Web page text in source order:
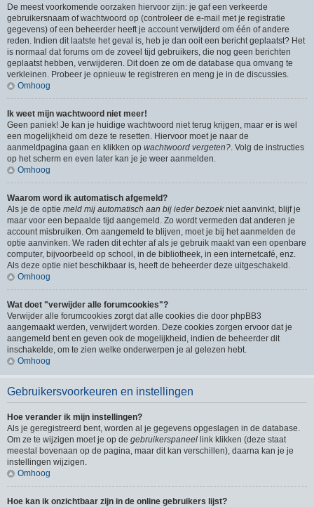
De meest voorkomende oorzaken hiervoor zijn: je gaf een verkeerde
gebruikersnaam of wachtwoord op (controleer de e-mail met je registratie
gegevens) of een beheerder heeft je account verwijderd om één of andere
reden. Indien dit laatste het geval is, heb je dan ooit een bericht geplaatst? Het
is normaal dat forums om de zoveel tijd gebruikers, die nog geen berichten
geplaatst hebben, verwijderen. Dit doen ze om de database qua omvang te
verkleinen. Probeer je opnieuw te registreren en meng je in de discussies.
Omhoog
Ik weet mijn wachtwoord niet meer!
Geen paniek! Je kan je huidige wachtwoord niet terug krijgen, maar er is wel
een mogelijkheid om deze te resetten. Hiervoor moet je naar de
aanmeldpagina gaan en klikken op wachtwoord vergeten?. Volg de instructies
op het scherm en even later kan je je weer aanmelden.
Omhoog
Waarom word ik automatisch afgemeld?
Als je de optie meld mij automatisch aan bij ieder bezoek niet aanvinkt, blijf je
maar voor een bepaalde tijd aangemeld. Zo wordt vermeden dat anderen je
account misbruiken. Om aangemeld te blijven, moet je bij het aanmelden de
optie aanvinken. We raden dit echter af als je gebruik maakt van een openbare
computer, bijvoorbeeld op school, in de bibliotheek, in een internetcafé, enz.
Als deze optie niet beschikbaar is, heeft de beheerder deze uitgeschakeld.
Omhoog
Wat doet "verwijder alle forumcookies"?
Verwijder alle forumcookies zorgt dat alle cookies die door phpBB3
aangemaakt werden, verwijdert worden. Deze cookies zorgen ervoor dat je
aangemeld bent en geven ook de mogelijkheid, indien de beheerder dit
inschakelde, om te zien welke onderwerpen je al gelezen hebt.
Omhoog
Gebruikersvoorkeuren en instellingen
Hoe verander ik mijn instellingen?
Als je geregistreerd bent, worden al je gegevens opgeslagen in de database.
Om ze te wijzigen moet je op de gebruikerspaneel link klikken (deze staat
meestal bovenaan op de pagina, maar dit kan verschillen), daarna kan je je
instellingen wijzigen.
Omhoog
Hoe kan ik onzichtbaar zijn in de online gebruikers lijst?